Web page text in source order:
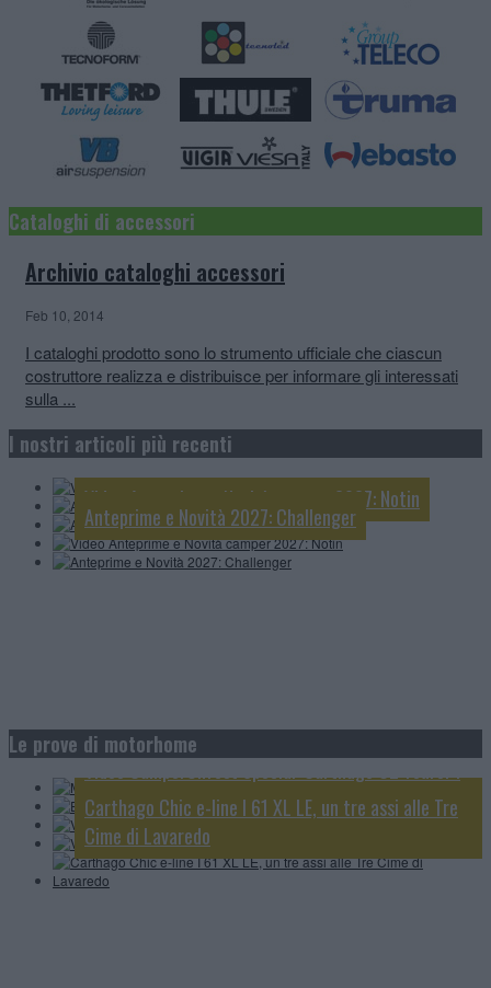
Cataloghi di accessori
Archivio cataloghi accessori
Feb 10, 2014
I cataloghi prodotto sono lo strumento ufficiale che ciascun
costruttore realizza e distribuisce per informare gli interessati
sulla ...
I nostri articoli più recenti
McLouis
Anteprime e Novità 2027: Knaus
Anteprime e Novità 2027: Mobilvetta
Video Anteprime e Novità camper 2027: Notin
Anteprime e Novità 2027: Challenger
Le prove di motorhome
formato ridotto
Elnagh Magnum 530; 5 posti omologati viaggio e 5
posti letto
Video CamperOnTest: Adria Sonic Supreme 700 DL
145 RB-LE
Carthago Chic e-line I 61 XL LE, un tre assi alle Tre
Cime di Lavaredo